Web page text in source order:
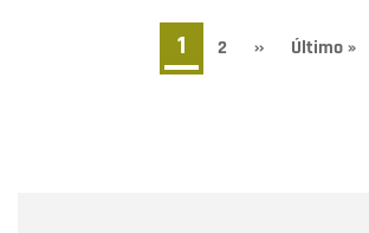
Página
actual
1 Page
2
Siguiente
››
Última
Último »